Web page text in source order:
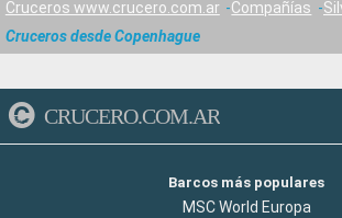
Cruceros www.crucero.com.ar Compañías
Cruceros desde Copenhague
CRUCERO.COM.AR
Barcos más populares
MSC World Europa